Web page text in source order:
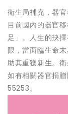
衛生局補充，器
目前國內的器官
足」。人生的抉
限，當面臨生命
助其重獲新生。
如有相關器官捐
55253。